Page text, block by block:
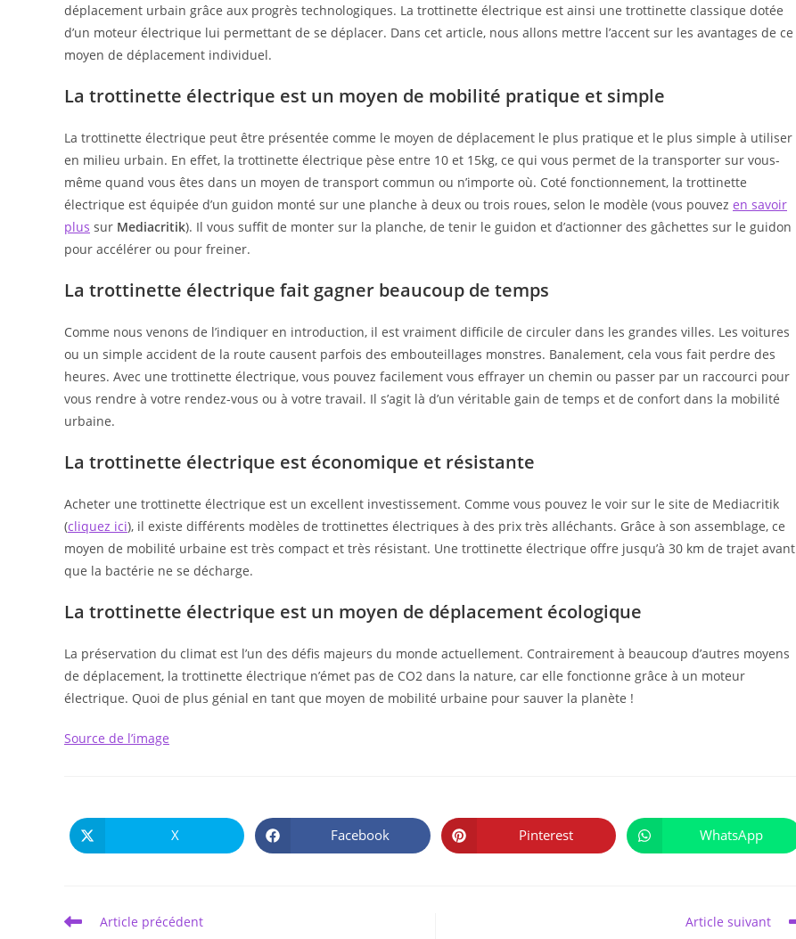
déplacement urbain grâce aux progrès technologiques. La trottinette électrique est ainsi une trottinette classique dotée
d’un moteur électrique lui permettant de se déplacer. Dans cet article, nous allons mettre l’accent sur les avantages de ce
moyen de déplacement individuel.
La trottinette électrique est un moyen de mobilité pratique et simple
La trottinette électrique peut être présentée comme le moyen de déplacement le plus pratique et le plus simple à utiliser
en milieu urbain. En effet, la trottinette électrique pèse entre 10 et 15kg, ce qui vous permet de la transporter sur vous-
même quand vous êtes dans un moyen de transport commun ou n’importe où. Coté fonctionnement, la trottinette
électrique est équipée d’un guidon monté sur une planche à deux ou trois roues, selon le modèle (vous pouvez en savoir
plus sur Mediacritik). Il vous suffit de monter sur la planche, de tenir le guidon et d’actionner des gâchettes sur le guidon
pour accélérer ou pour freiner.
La trottinette électrique fait gagner beaucoup de temps
Comme nous venons de l’indiquer en introduction, il est vraiment difficile de circuler dans les grandes villes. Les voitures
ou un simple accident de la route causent parfois des embouteillages monstres. Banalement, cela vous fait perdre des
heures. Avec une trottinette électrique, vous pouvez facilement vous effrayer un chemin ou passer par un raccourci pour
vous rendre à votre rendez-vous ou à votre travail. Il s’agit là d’un véritable gain de temps et de confort dans la mobilité
urbaine.
La trottinette électrique est économique et résistante
Acheter une trottinette électrique est un excellent investissement. Comme vous pouvez le voir sur le site de Mediacritik
(cliquez ici), il existe différents modèles de trottinettes électriques à des prix très alléchants. Grâce à son assemblage, ce
moyen de mobilité urbaine est très compact et très résistant. Une trottinette électrique offre jusqu’à 30 km de trajet avant
que la bactérie ne se décharge.
La trottinette électrique est un moyen de déplacement écologique
La préservation du climat est l’un des défis majeurs du monde actuellement. Contrairement à beaucoup d’autres moyens
de déplacement, la trottinette électrique n’émet pas de CO2 dans la nature, car elle fonctionne grâce à un moteur
électrique. Quoi de plus génial en tant que moyen de mobilité urbaine pour sauver la planète !
Source de l’image
CE
CONTENU
Ouvrir
dans
X Ouvrir
dans
Facebook Ouvrir
dans
Pinterest Ouvrir
dans
WhatsApp
Read
Article précédent Article suivant